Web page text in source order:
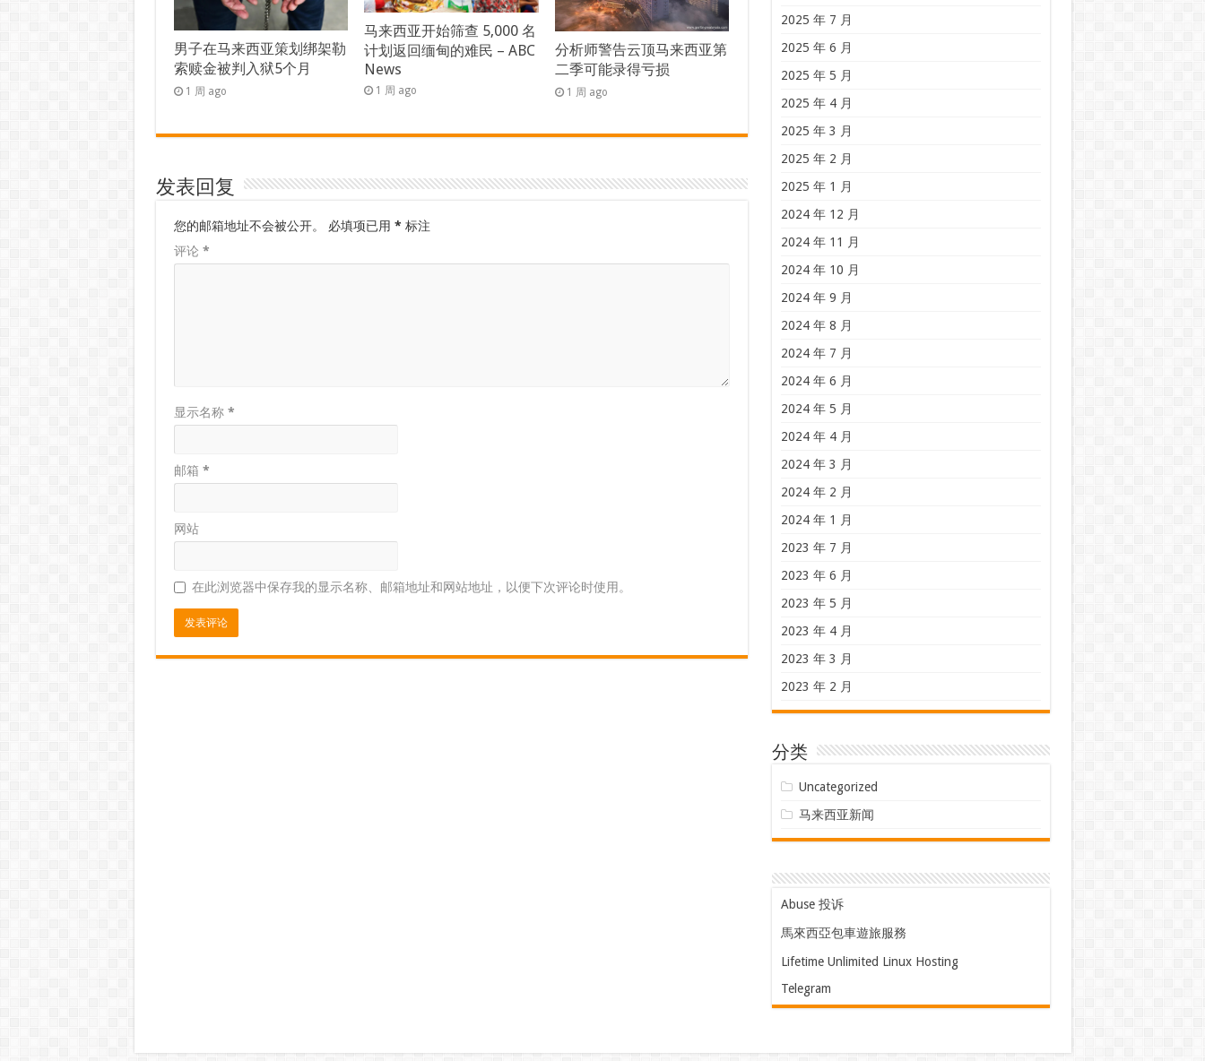
男子在马来西亚策划绑架勒
索赎金被判入狱5个月
1 周 ago
马来西亚开始筛查 5,000 名
计划返回缅甸的难民 – ABC
News
1 周 ago
分析师警告云顶马来西亚第
二季可能录得亏损
1 周 ago
发表回复
您的邮箱地址不会被公开。 必填项已用 * 标注
评论 *
显示名称 *
邮箱 *
网站
在此浏览器中保存我的显示名称、邮箱地址和网站地址，以便下次评论时使用。
2025 年 7 月
2025 年 6 月
2025 年 5 月
2025 年 4 月
2025 年 3 月
2025 年 2 月
2025 年 1 月
2024 年 12 月
2024 年 11 月
2024 年 10 月
2024 年 9 月
2024 年 8 月
2024 年 7 月
2024 年 6 月
2024 年 5 月
2024 年 4 月
2024 年 3 月
2024 年 2 月
2024 年 1 月
2023 年 7 月
2023 年 6 月
2023 年 5 月
2023 年 4 月
2023 年 3 月
2023 年 2 月
分类
Uncategorized
马来西亚新闻
Abuse 投诉
馬來西亞包車遊旅服務
Lifetime Unlimited Linux Hosting
Telegram